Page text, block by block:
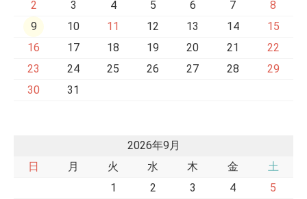
2
3 4 5 6 7
8
9
10 11 12 13 14
15
16
17 18 19 20 21
22
23
24 25 26 27 28
29
30
31
2026年9月
日
月 火 水 木 金
土
1
2 3 4
5